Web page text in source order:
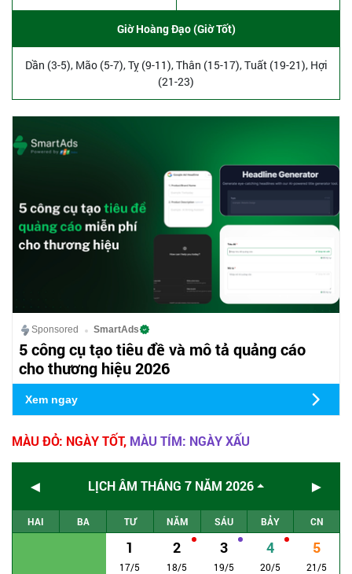
Giờ Hoàng Đạo (Giờ Tốt)
Dần (3-5), Mão (5-7), Tỵ (9-11), Thân (15-17), Tuất (19-21), Hợi
(21-23)
Sponsored SmartAds
5 công cụ tạo tiêu đề và mô tả quảng cáo
cho thương hiệu 2026
Xem ngay
MÀU ĐỎ: NGÀY TỐT, MÀU TÍM: NGÀY XẤU
◄ LỊCH ÂM THÁNG 7 NĂM 2026 ►
HAI BA TƯ NĂM SÁU BẢY CN
1
17/5
2
18/5
3
19/5
4
20/5
5
21/5